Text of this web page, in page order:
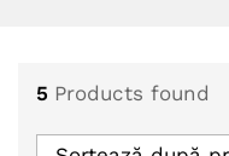
5 Products found